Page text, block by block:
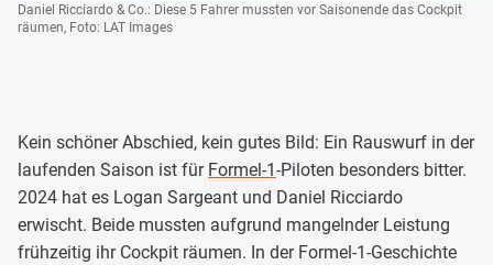
Daniel Ricciardo & Co.: Diese 5 Fahrer mussten vor Saisonende das Cockpit
räumen, Foto: LAT Images
Kein schöner Abschied, kein gutes Bild: Ein Rauswurf in der
laufenden Saison ist für Formel-1-Piloten besonders bitter.
2024 hat es Logan Sargeant und Daniel Ricciardo
erwischt. Beide mussten aufgrund mangelnder Leistung
frühzeitig ihr Cockpit räumen. In der Formel-1-Geschichte